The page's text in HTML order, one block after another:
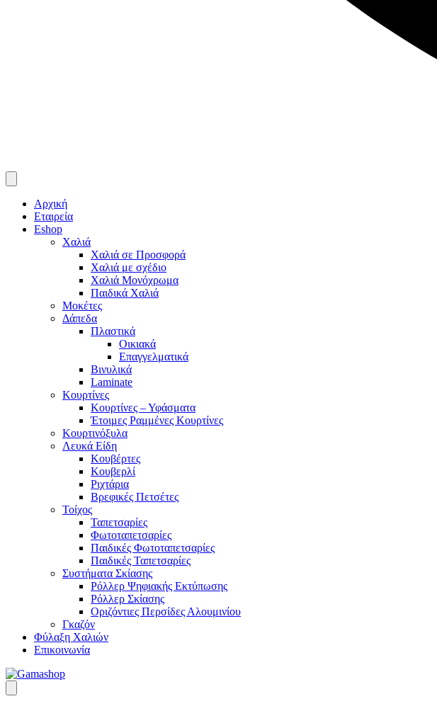
Αρχική
Εταιρεία
Eshop
Χαλιά
Χαλιά σε Προσφορά
Χαλιά με σχέδιο
Χαλιά Μονόχρωμα
Παιδικά Χαλιά
Μοκέτες
Δάπεδα
Πλαστικά
Οικιακά
Επαγγελματικά
Βινυλικά
Laminate
Κουρτίνες
Κουρτίνες – Υφάσματα
Έτοιμες Ραμμένες Κουρτίνες
Κουρτινόξυλα
Λευκά Είδη
Κουβέρτες
Κουβερλί
Ριχτάρια
Βρεφικές Πετσέτες
Τοίχος
Ταπετσαρίες
Φωτοταπετσαρίες
Παιδικές Φωτοταπετσαρίες
Παιδικές Ταπετσαρίες
Συστήματα Σκίασης
Ρόλλερ Ψηφιακής Εκτύπωσης
Ρόλλερ Σκίασης
Οριζόντιες Περσίδες Αλουμινίου
Γκαζόν
Φύλαξη Χαλιών
Επικοινωνία